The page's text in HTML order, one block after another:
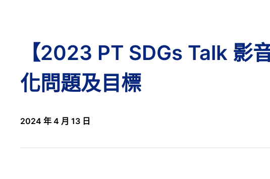
【2023 PT SDGs Talk 影
化問題及目標
2024 年 4 月 13 日